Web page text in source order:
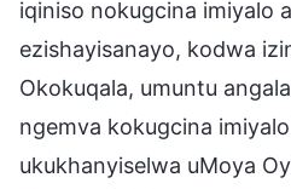
iqiniso nokugcina imiyalo
ezishayisanayo, kodwa
Okokuqala, umuntu
ngemva kokugcina
ukukhanyiselwa uMoya